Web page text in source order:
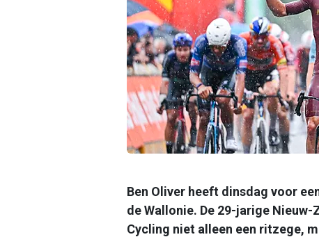
Ben Oliver heeft dinsdag voor
de Wallonie. De 29-jarige
Cycling niet alleen een ritzege,